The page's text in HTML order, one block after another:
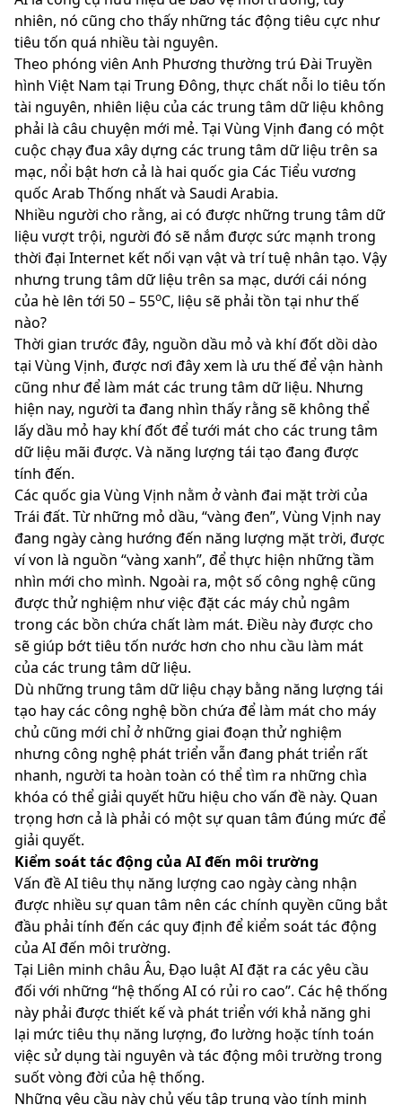
nhiên, nó cũng cho thấy những tác động tiêu cực như
tiêu tốn quá nhiều tài nguyên.
Theo phóng viên Anh Phương thường trú Đài Truyền
hình Việt Nam tại Trung Đông, thực chất nỗi lo tiêu tốn
tài nguyên, nhiên liệu của các trung tâm dữ liệu không
phải là câu chuyện mới mẻ. Tại Vùng Vịnh đang có một
cuộc chạy đua xây dựng các trung tâm dữ liệu trên sa
mạc, nổi bật hơn cả là hai quốc gia Các Tiểu vương
quốc Arab Thống nhất và Saudi Arabia.
Nhiều người cho rằng, ai có được những trung tâm dữ
liệu vượt trội, người đó sẽ nắm được sức mạnh trong
thời đại Internet kết nối vạn vật và trí tuệ nhân tạo. Vậy
nhưng trung tâm dữ liệu trên sa mạc, dưới cái nóng
của hè lên tới 50 – 55oC, liệu sẽ phải tồn tại như thế
nào?
Thời gian trước đây, nguồn dầu mỏ và khí đốt dồi dào
tại Vùng Vịnh, được nơi đây xem là ưu thế để vận hành
cũng như để làm mát các trung tâm dữ liệu. Nhưng
hiện nay, người ta đang nhìn thấy rằng sẽ không thể
lấy dầu mỏ hay khí đốt để tưới mát cho các trung tâm
dữ liệu mãi được. Và năng lượng tái tạo đang được
tính đến.
Các quốc gia Vùng Vịnh nằm ở vành đai mặt trời của
Trái đất. Từ những mỏ dầu, “vàng đen”, Vùng Vịnh nay
đang ngày càng hướng đến năng lượng mặt trời, được
ví von là nguồn “vàng xanh”, để thực hiện những tầm
nhìn mới cho mình. Ngoài ra, một số công nghệ cũng
được thử nghiệm như việc đặt các máy chủ ngâm
trong các bồn chứa chất làm mát. Điều này được cho
sẽ giúp bớt tiêu tốn nước hơn cho nhu cầu làm mát
của các trung tâm dữ liệu.
Dù những trung tâm dữ liệu chạy bằng năng lượng tái
tạo hay các công nghệ bồn chứa để làm mát cho máy
chủ cũng mới chỉ ở những giai đoạn thử nghiệm
nhưng công nghệ phát triển vẫn đang phát triển rất
nhanh, người ta hoàn toàn có thể tìm ra những chìa
khóa có thể giải quyết hữu hiệu cho vấn đề này. Quan
trọng hơn cả là phải có một sự quan tâm đúng mức để
giải quyết.
Kiểm soát tác động của AI đến môi trường
Vấn đề AI tiêu thụ năng lượng cao ngày càng nhận
được nhiều sự quan tâm nên các chính quyền cũng bắt
đầu phải tính đến các quy định để kiểm soát tác động
của AI đến môi trường.
Tại Liên minh châu Âu, Đạo luật AI đặt ra các yêu cầu
đối với những “hệ thống AI có rủi ro cao”. Các hệ thống
này phải được thiết kế và phát triển với khả năng ghi
lại mức tiêu thụ năng lượng, đo lường hoặc tính toán
việc sử dụng tài nguyên và tác động môi trường trong
suốt vòng đời của hệ thống.
Những yêu cầu này chủ yếu tập trung vào tính minh